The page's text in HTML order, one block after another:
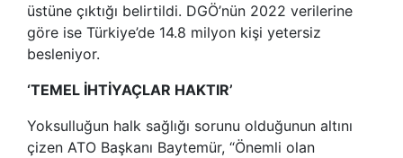
üstüne çıktığı belirtildi. DGÖ’nün 2022 verilerine
göre ise Türkiye’de 14.8 milyon kişi yetersiz
besleniyor.
‘TEMEL İHTİYAÇLAR HAKTIR’
Yoksulluğun halk sağlığı sorunu olduğunun altını
çizen ATO Başkanı Baytemür, “Önemli olan